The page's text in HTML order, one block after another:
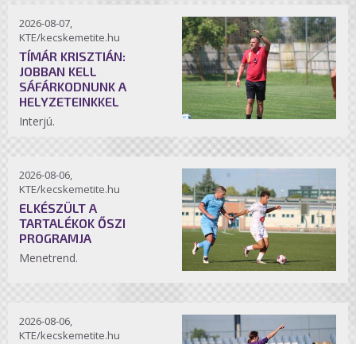
2026-08-07,
KTE/kecskemetite.hu
TÍMÁR KRISZTIÁN:
JOBBAN KELL
SÁFÁRKODNUNK A
HELYZETEINKKEL
Interjú.
2026-08-06,
KTE/kecskemetite.hu
ELKÉSZÜLT A
TARTALÉKOK ŐSZI
PROGRAMJA
Menetrend.
2026-08-06,
KTE/kecskemetite.hu